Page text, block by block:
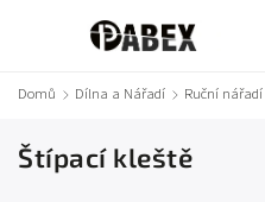
Domů / Dílna a Nářadí / Ruční nářadí
Štípací kleště